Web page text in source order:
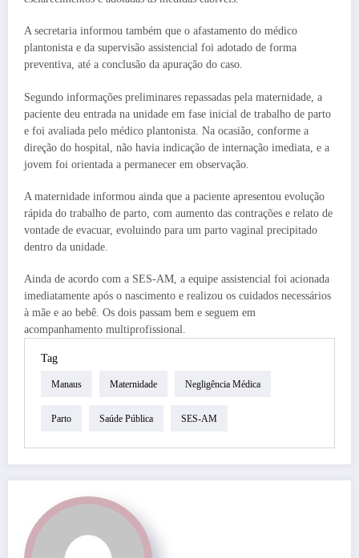
A secretaria informou também que o afastamento do médico
plantonista e da supervisão assistencial foi adotado de forma
preventiva, até a conclusão da apuração do caso.
Segundo informações preliminares repassadas pela maternidade, a
paciente deu entrada na unidade em fase inicial de trabalho de parto
e foi avaliada pelo médico plantonista. Na ocasião, conforme a
direção do hospital, não havia indicação de internação imediata, e a
jovem foi orientada a permanecer em observação.
A maternidade informou ainda que a paciente apresentou evolução
rápida do trabalho de parto, com aumento das contrações e relato de
vontade de evacuar, evoluindo para um parto vaginal precipitado
dentro da unidade.
Ainda de acordo com a SES-AM, a equipe assistencial foi acionada
imediatamente após o nascimento e realizou os cuidados necessários
à mãe e ao bebê. Os dois passam bem e seguem em
acompanhamento multiprofissional.
Tag
Manaus Maternidade Negligência Médica
Parto Saúde Pública SES-AM